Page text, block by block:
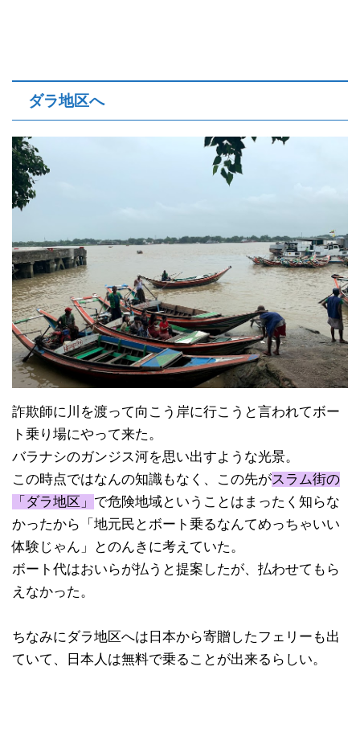
ダラ地区へ
詐欺師に川を渡って向こう岸に行こうと言われてボー
ト乗り場にやって来た。
バラナシのガンジス河を思い出すような光景。
この時点ではなんの知識もなく、この先がスラム街の
「ダラ地区」 で危険地域ということはまったく知らな
かったから「地元民とボート乗るなんてめっちゃいい
体験じゃん」とのんきに考えていた。
ボート代はおいらが払うと提案したが、払わせてもら
えなかった。
ちなみにダラ地区へは日本から寄贈したフェリーも出
ていて、日本人は無料で乗ることが出来るらしい。